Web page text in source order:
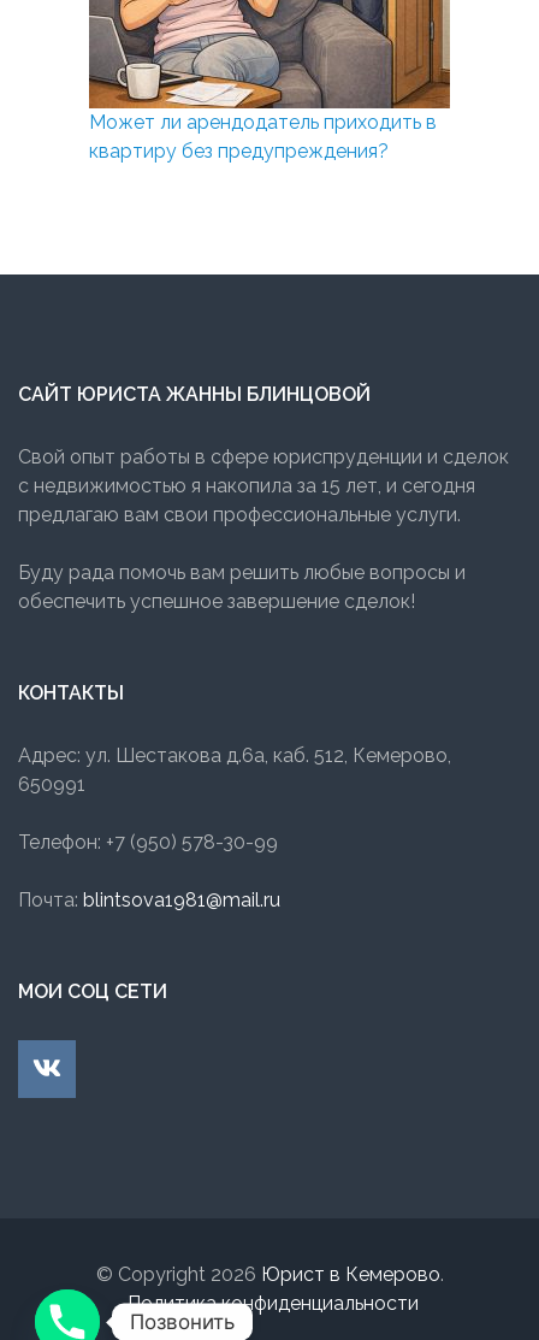
Может ли арендодатель приходить в
квартиру без предупреждения?
САЙТ ЮРИСТА ЖАННЫ БЛИНЦОВОЙ
Свой опыт работы в сфере юриспруденции и сделок
с недвижимостью я накопила за 15 лет, и сегодня
предлагаю вам свои профессиональные услуги.
Буду рада помочь вам решить любые вопросы и
обеспечить успешное завершение сделок!
КОНТАКТЫ
Адрес: ул. Шестакова д.6а, каб. 512, Кемерово,
650991
Телефон: +7 (950) 578-30-99
Почта: blintsova1981@mail.ru
МОИ СОЦ СЕТИ
© Copyright 2026 Юрист в Кемерово.
Политика конфиденциальности
Позвонить